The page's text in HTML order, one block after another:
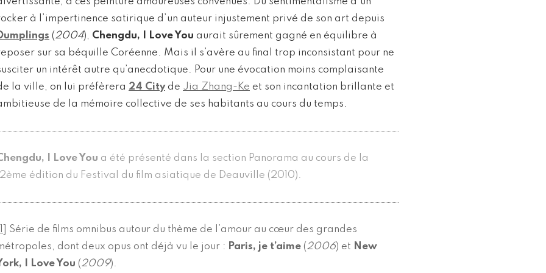
à l’impertinence satirique d’un auteur injustement privé de son art depuis
(2004), Chengdu, I Love You aurait sûrement gagné en équilibre à
sur sa béquille Coréenne. Mais il s’avère au final trop inconsistant pour ne
un intérêt autre qu’anecdotique. Pour une évocation moins complaisante
la ville, on lui préfèrera 24 Cityde Jia Zhang-Ke et son incantation brillante et
de la mémoire collective de ses habitants au cours du temps.
I Love You a été présenté dans la section Panorama au cours de la
édition du Festival du film asiatique de Deauville (2010).
Série de films omnibus autour du thème de l’amour au cœur des grandes
dont deux opus ont déjà vu le jour : Paris, je t’aime (2006) et New
I Love You (2009).